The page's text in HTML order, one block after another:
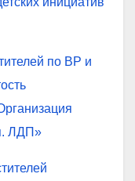
по ВР и
ЛДП»